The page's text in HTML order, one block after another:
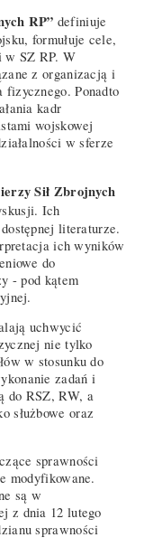
RP” definiuje
formułuje cele,
w SZ RP. W
z organizacją i
fizycznego. Ponadto
kadr
wojskowej
w sferze
Sił Zbrojnych
Ich
literaturze.
ich wyników
do
- pod kątem
uchwycić
nie tylko
w stosunku do
zadań i
do RSZ, RW, a
służbowe oraz
sprawności
modyfikowane.
są w
z dnia 12 lutego
sprawności